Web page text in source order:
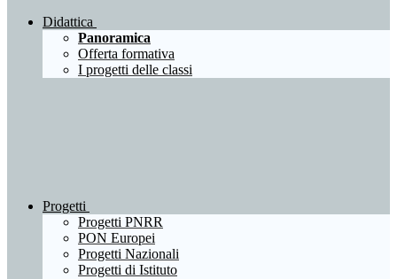
Didattica
Panoramica
Offerta formativa
I progetti delle classi
Progetti
Progetti PNRR
PON Europei
Progetti Nazionali
Progetti di Istituto